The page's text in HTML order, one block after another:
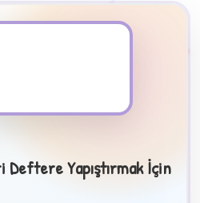
Yapıştırmak İçin